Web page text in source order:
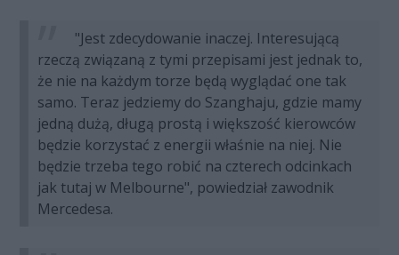
"Jest zdecydowanie inaczej. Interesującą
rzeczą związaną z tymi przepisami jest jednak to,
że nie na każdym torze będą wyglądać one tak
samo. Teraz jedziemy do Szanghaju, gdzie mamy
jedną dużą, długą prostą i większość kierowców
będzie korzystać z energii właśnie na niej. Nie
będzie trzeba tego robić na czterech odcinkach
jak tutaj w Melbourne", powiedział zawodnik
Mercedesa.